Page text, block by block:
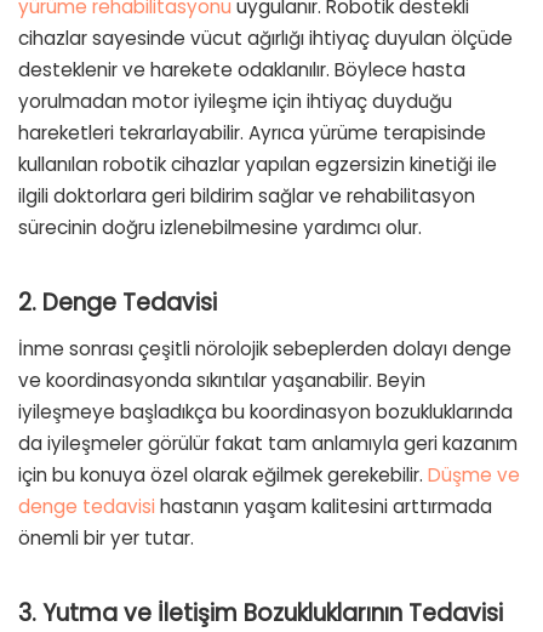
yürüme rehabilitasyonu uygulanır. Robotik destekli
cihazlar sayesinde vücut ağırlığı ihtiyaç duyulan ölçüde
desteklenir ve harekete odaklanılır. Böylece hasta
yorulmadan motor iyileşme için ihtiyaç duyduğu
hareketleri tekrarlayabilir. Ayrıca yürüme terapisinde
kullanılan robotik cihazlar yapılan egzersizin kinetiği ile
ilgili doktorlara geri bildirim sağlar ve rehabilitasyon
sürecinin doğru izlenebilmesine yardımcı olur.
2. Denge Tedavisi
İnme sonrası çeşitli nörolojik sebeplerden dolayı denge
ve koordinasyonda sıkıntılar yaşanabilir. Beyin
iyileşmeye başladıkça bu koordinasyon bozukluklarında
da iyileşmeler görülür fakat tam anlamıyla geri kazanım
için bu konuya özel olarak eğilmek gerekebilir. Düşme ve
denge tedavisi hastanın yaşam kalitesini arttırmada
önemli bir yer tutar.
3. Yutma ve İletişim Bozukluklarının Tedavisi